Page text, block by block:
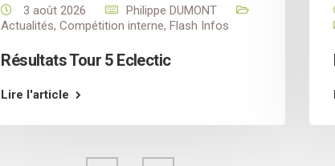
3 août 2026
Philippe DUMONT
Actualités,Compétition interne, Flash Infos
Résultats Tour 5 Eclectic
Lire l'article